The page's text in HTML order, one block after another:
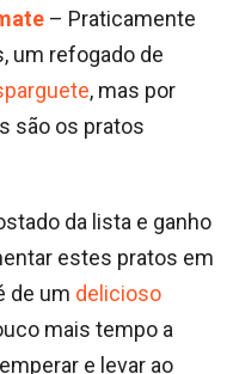
– Praticamente
um refogado de
, mas por
são os pratos
da lista e ganho
estes pratos em
de um delicioso
mais tempo a
e levar ao